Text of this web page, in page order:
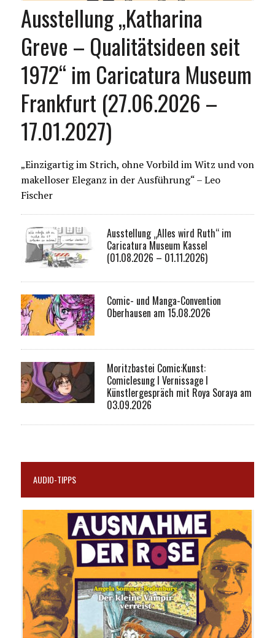
Ausstellung „Katharina
Greve – Qualitätsideen seit
1972“ im Caricatura Museum
Frankfurt (27.06.2026 –
17.01.2027)
„Einzigartig im Strich, ohne Vorbild im Witz und von
makelloser Eleganz in der Ausführung“ – Leo
Fischer
Ausstellung „Alles wird Ruth“ im
Caricatura Museum Kassel
(01.08.2026 – 01.11.2026)
Comic- und Manga-Convention
Oberhausen am 15.08.2026
Moritzbastei Comic:Kunst:
Comiclesung I Vernissage I
Künstlergespräch mit Roya Soraya am
03.09.2026
AUDIO-TIPPS